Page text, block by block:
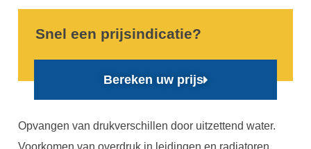
Snel een prijsindicatie?
Bereken uw prijs
Opvangen van drukverschillen door uitzettend water.